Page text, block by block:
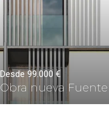
Desde99.000 €
Obra nueva Fuente